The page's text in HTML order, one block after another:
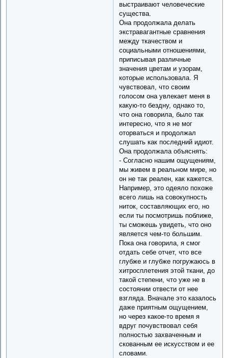
выстраивают человеческие
существа.
Она продолжала делать
экстравагантные сравнения
между ткачеством и
социальными отношениями,
приписывая различные
значения цветам и узорам,
которые использовала. Я
чувствовал, что своим
голосом она увлекает меня в
какую-то бездну, однако то,
что она говорила, было так
интересно, что я не мог
оторваться и продолжал
слушать как последний идиот.
Она продолжала объяснять:
- Согласно нашим ощущениям,
мы живем в реальном мире, но
он не так реален, как кажется.
Например, это одеяло похоже
всего лишь на совокупность
ниток, составляющих его, но
если ты посмотришь поближе,
ты сможешь увидеть, что оно
является чем-то большим.
Пока она говорила, я смог
отдать себе отчет, что все
глубже и глубже погружаюсь в
хитросплетения этой ткани, до
такой степени, что уже не в
состоянии отвести от нее
взгляда. Вначале это казалось
даже приятным ощущением,
но через какое-то время я
вдруг почувствовал себя
полностью захваченным и
скованным ее искусством и ее
словами.